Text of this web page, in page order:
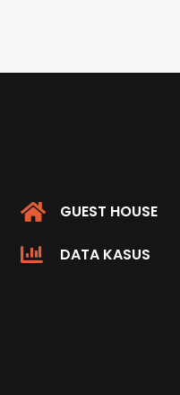
GUEST HOUSE
DATA KASUS